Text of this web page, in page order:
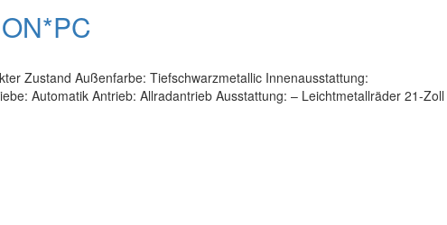
Zustand Außenfarbe: Tiefschwarzmetallic Innenausstattung:
Automatik Antrieb: Allradantrieb Ausstattung: – Leichtmetallräder 21-Zoll